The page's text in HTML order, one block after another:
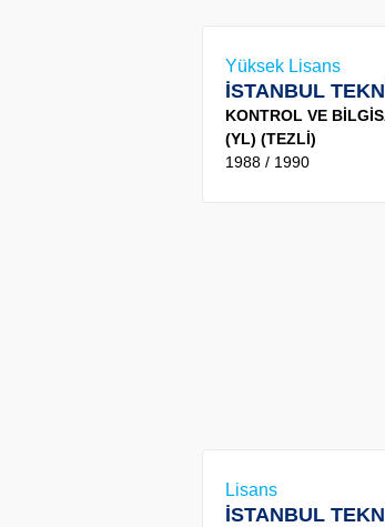
Yüksek Lisans
İSTANBUL
KONTROL VE
(YL) (TEZLİ)
1988 / 1990
Lisans
İSTANBUL